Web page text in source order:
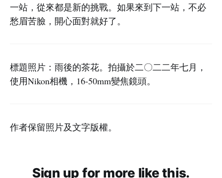
一站，從來都是新的挑戰。如果來到下一站，不必
愁眉苦臉，開心面對就好了。
標題照片：雨後的茶花。拍攝於二〇二二年七月，
使用Nikon相機，16-50mm變焦鏡頭。
作者保留照片及文字版權。
Sign up for more like this.